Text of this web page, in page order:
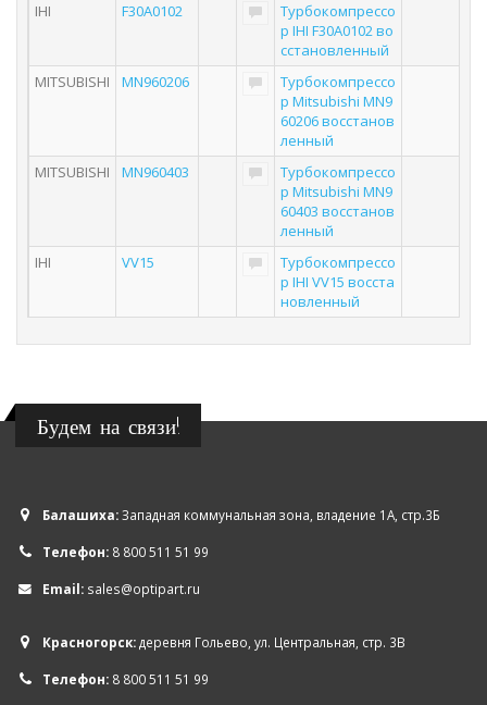
IHI
F30A0102
Турбокомпрессо
р IHI F30A0102 во
сстановленный
MITSUBISHI
MN960206
Турбокомпрессо
р Mitsubishi MN9
60206 восстанов
ленный
MITSUBISHI
MN960403
Турбокомпрессо
р Mitsubishi MN9
60403 восстанов
ленный
IHI
VV15
Турбокомпрессо
р IHI VV15 восста
новленный
Будем на связи!
Балашиха:Западная коммунальная зона, владение 1А, стр.3Б
Телефон: 8 800 511 51 99
Email: sales@optipart.ru
Красногорск:деревня Гольево, ул. Центральная, стр. 3В
Телефон: 8 800 511 51 99